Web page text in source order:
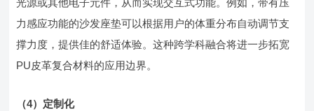
光源或其他电子元件，从而实现交互式功能。例如，带有压
力感应功能的沙发座垫可以根据用户的体重分布自动调节支
撑力度，提供佳的舒适体验。这种跨学科融合将进一步拓宽
PU皮革复合材料的应用边界。
（4）定制化